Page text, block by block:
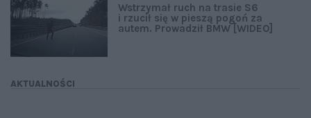
AKTUALNOŚCI
Wstrzymał ruch na trasie S6
i rzucił się w pieszą pogoń za
autem. Prowadził BMW [WIDEO]